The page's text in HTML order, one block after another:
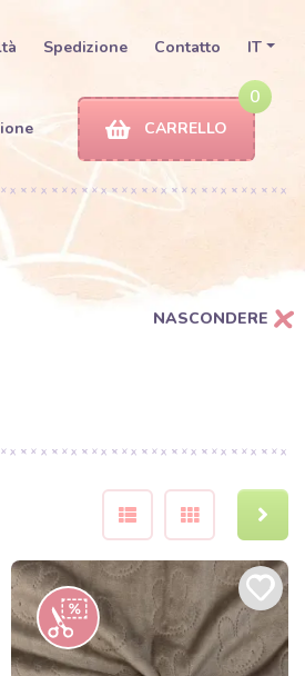
Spedizione Contatto IT
0
CARRELLO
NASCONDERE